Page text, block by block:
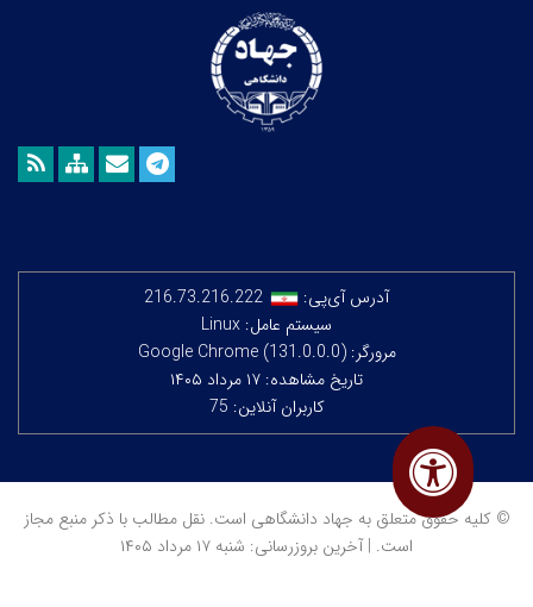
آدرس آی‌پی:
216.73.216.222
سیستم عامل: Linux
مرورگر: Google Chrome (131.0.0.0)
تاریخ مشاهده: ۱۷ مرداد ۱۴۰۵
کاربران آنلاین: 75
© کلیه حقوق متعلق به جهاد دانشگاهی است. نقل مطالب با ذکر منبع مجاز
است. | آخرین بروزرسانی: شنبه ۱۷ مرداد ۱۴۰۵